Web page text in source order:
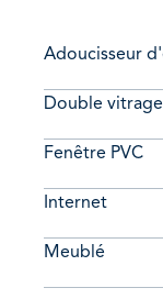
Adoucisseur
Double vitrage
Fenêtre PVC
Internet
Meublé